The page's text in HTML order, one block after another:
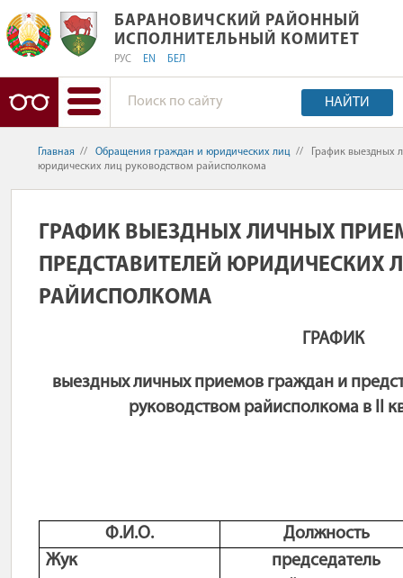
БАРАНОВИЧСКИЙ РАЙОННЫЙ
БАРАНОВИЧСКИЙ РАЙОННЫЙ
ИСПОЛНИТЕЛЬНЫЙ КОМИТЕТ
РУС EN БЕЛ
НАЙТИ
Главная // Обращения граждан и юридических лиц //
График выездных
юридических лиц руководством райисполкома
ГРАФИК ВЫЕЗДНЫХ ЛИЧНЫХ
ПРЕДСТАВИТЕЛЕЙ ЮРИДИЧЕСКИХ
РАЙИСПОЛКОМА
ГРАФИК
выездных личных приемов граждан и
руководством райисполкома в II
Ф.И.О.
Должность
Жук
председатель